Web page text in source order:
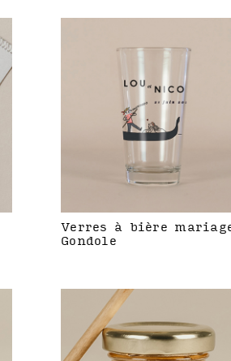
Verres à bière
Gondole